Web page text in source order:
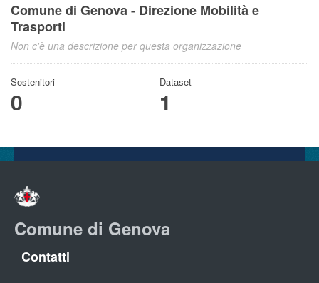
Comune di Genova - Direzione Mobilità e
Trasporti
Non c'è una descrizione per questa organizzazione
Sostenitori
0
Dataset
1
Comune di Genova
Contatti